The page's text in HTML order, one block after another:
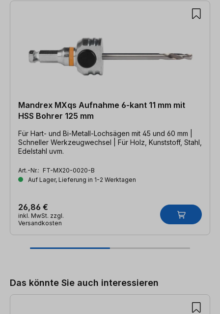
Mandrex MXqs Aufnahme 6-kant 11 mm mit
HSS Bohrer 125 mm
Für Hart- und Bi-Metall-Lochsägen mit 45 und 60 mm |
Schneller Werkzeugwechsel | Für Holz, Kunststoff, Stahl,
Edelstahl uvm.
Art.-Nr.: FT-MX20-0020-B
Auf Lager, Lieferung in 1-2 Werktagen
26,86 €
inkl. MwSt. zzgl.
Versandkosten
Das könnte Sie auch interessieren